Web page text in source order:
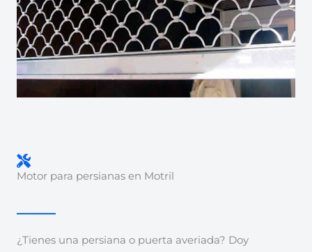
Motor para persianas en Motril
¿Tienes una persiana o puerta averiada? Doy